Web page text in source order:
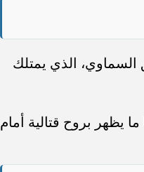
السماوي، الذي يمتلك
يظهر بروح قتالية أمام